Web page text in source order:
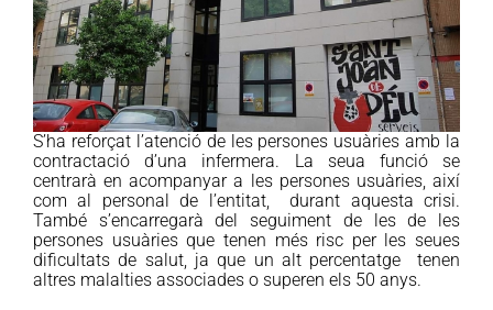
S’ha reforçat l’atenció de les persones usuàries amb la
contractació d’una infermera. La seua funció se
centrarà en acompanyar a les persones usuàries, així
com al personal de l’entitat, durant aquesta crisi.
També s’encarregarà del seguiment de les de les
persones usuàries que tenen més risc per les seues
dificultats de salut, ja que un alt percentatge tenen
altres malalties associades o superen els 50 anys.